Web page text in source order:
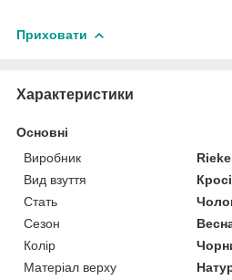
Приховати
Характеристики
Основні
Виробник
Вид взуття
Стать
Сезон
Колір
Матеріал верху